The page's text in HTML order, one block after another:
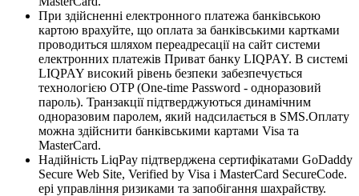
При здійсненні електронного платежа банківською
картою врахуйте, що оплата за банківськими картками
проводиться шляхом переадресації на сайт системи
електронних платежів Приват банку LIQPAY. В системі
LIQPAY високий рівень безпеки забезпечується
технологією OTP (One-time Password - одноразовий
пароль). Транзакції підтверджуються динамічним
одноразовим паролем, який надсилається в SMS.Оплату
можна здійснити банківськими картами Visa та
MasterCard.
Надійність LiqPay підтверджена сертифікатами GoDaddy
Secure Web Site, Verified by Visa і MasterCard SecureCode.
ері управління ризиками та запобігання шахрайству.